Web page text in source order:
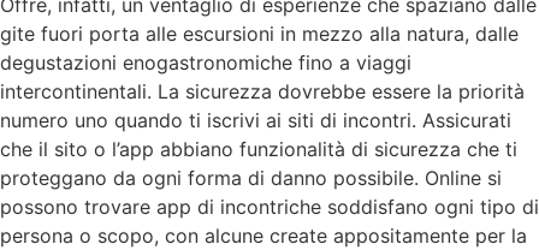
gite fuori porta alle escursioni in mezzo alla natura, dalle
degustazioni enogastronomiche fino a viaggi
intercontinentali. La sicurezza dovrebbe essere la priorità
numero uno quando ti iscrivi ai siti di incontri. Assicurati
che il sito o l’app abbiano funzionalità di sicurezza che ti
proteggano da ogni forma di danno possibile. Online si
possono trovare app di incontriche soddisfano ogni tipo di
persona o scopo, con alcune create appositamente per la